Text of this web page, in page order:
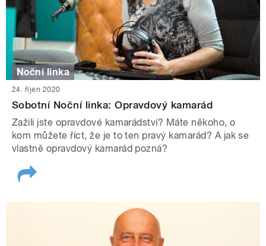
Noční linka
24. říjen 2020
Sobotní Noční linka: Opravdový kamarád
Zažili jste opravdové kamarádství? Máte někoho, o
kom můžete říct, že je to ten pravý kamarád? A jak se
vlastně opravdový kamarád pozná?